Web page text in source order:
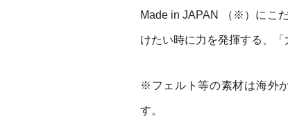
Made in JAPAN （※）にこ
けたい時に力を発揮する、
※フェルト等の素材は海外
す。